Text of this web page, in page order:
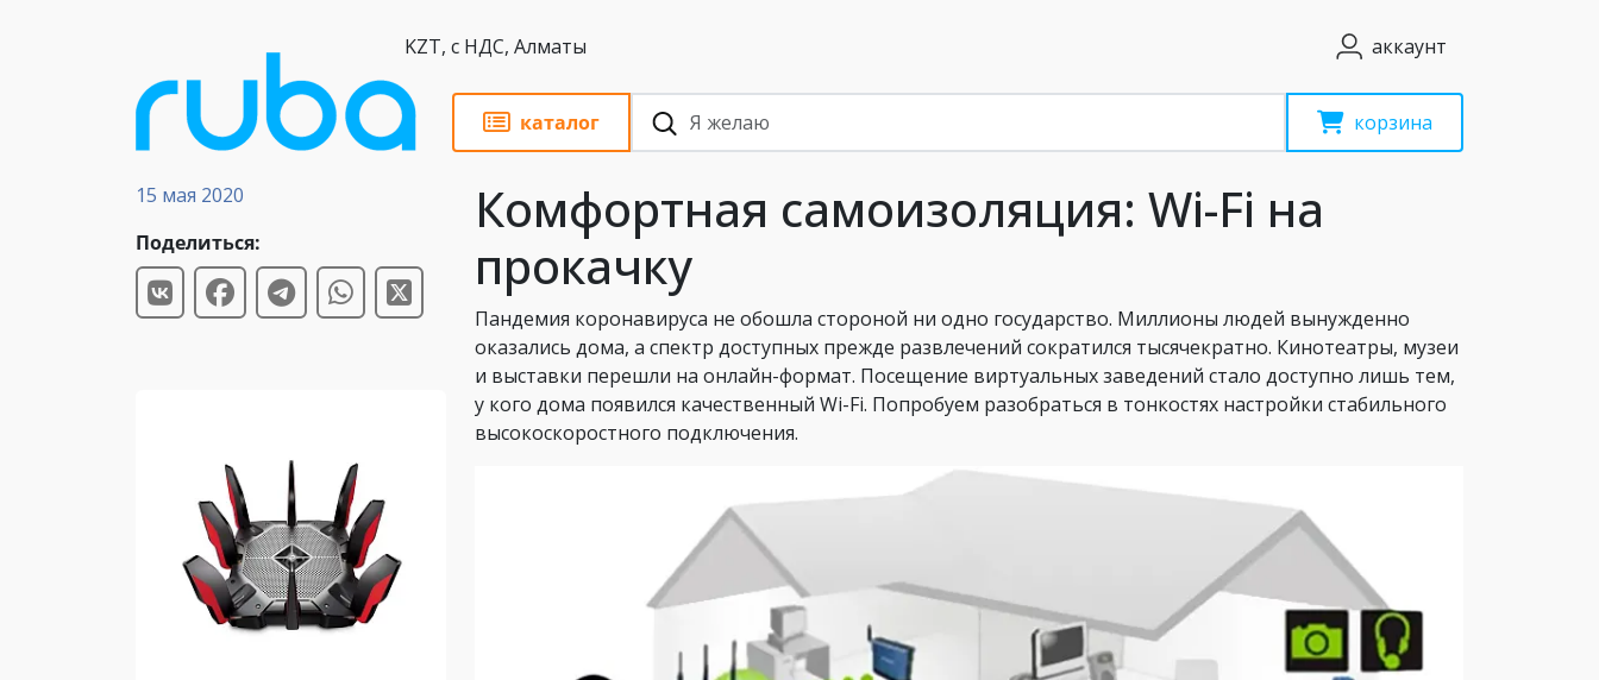
KZT, с НДС, Алматы аккаунт
каталог корзина
Статьи
15 мая 2020
Поделиться:
Комфортная самоизоляция: Wi-Fi на
прокачку
Пандемия коронавируса не обошла стороной ни одно государство. Миллионы людей вынужденно
оказались дома, а спектр доступных прежде развлечений сократился тысячекратно. Кинотеатры, музеи
и выставки перешли на онлайн-формат. Посещение виртуальных заведений стало доступно лишь тем,
у кого дома появился качественный Wi-Fi. Попробуем разобраться в тонкостях настройки стабильного
высокоскоростного подключения.